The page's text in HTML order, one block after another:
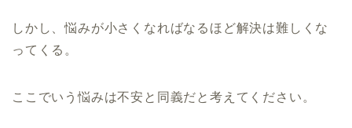
しかし、悩みが小さくなればなるほど解決は難しくな
ってくる。
ここでいう悩みは不安と同義だと考えてください。